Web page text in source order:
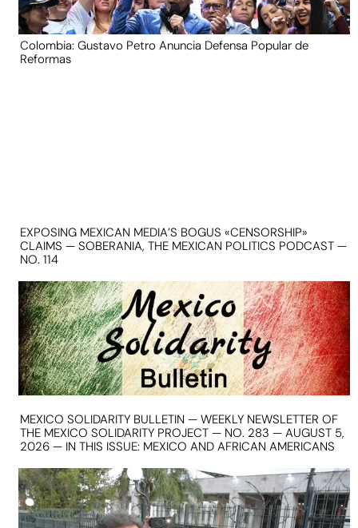
Colombia: Gustavo Petro Anuncia Defensa Popular de
Reformas
EXPOSING MEXICAN MEDIA’S BOGUS «CENSORSHIP»
CLAIMS — SOBERANIA, THE MEXICAN POLITICS PODCAST —
NO. 114
MEXICO SOLIDARITY BULLETIN — WEEKLY NEWSLETTER OF
THE MEXICO SOLIDARITY PROJECT — NO. 283 — AUGUST 5,
2026 — IN THIS ISSUE: MEXICO AND AFRICAN AMERICANS